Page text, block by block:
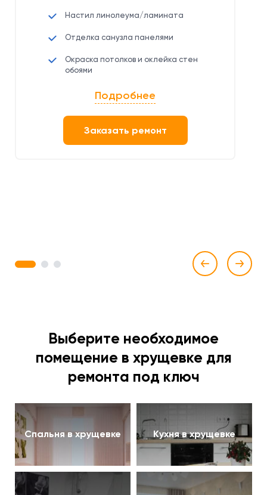
Настил линолеума/ламината
Отделка санузла панелями
Окраска потолков и оклейка стен
обоями
Подробнее
Заказать ремонт
1 2 3
Выберите необходимое
помещение в хрущевке для
ремонта под ключ
Спальня в хрущевке Кухня в хрущевке